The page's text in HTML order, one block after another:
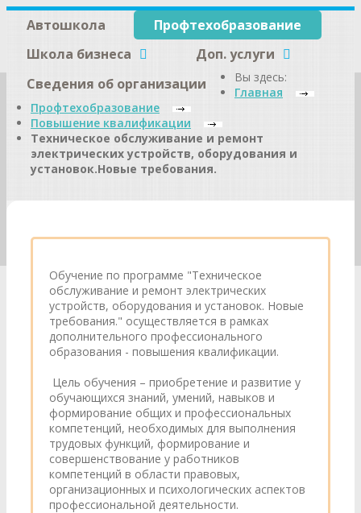
Автошкола
Профтехобразование
Школа бизнеса
Доп. услуги
Сведения об организации
Вы здесь:
Главная
Профтехобразование
Повышение квалификации
Техническое обслуживание и ремонт
электрических устройств, оборудования и
установок.Новые требования.
Обучение по программе "Техническое
обслуживание и ремонт электрических
устройств, оборудования и установок. Новые
требования." осуществляется в рамках
дополнительного профессионального
образования - повышения квалификации.
Цель обучения – приобретение и развитие у
обучающихся знаний, умений, навыков и
формирование общих и профессиональных
компетенций, необходимых для выполнения
трудовых функций, формирование и
совершенствование у работников
компетенций в области правовых,
организационных и психологических аспектов
профессиональной деятельности.